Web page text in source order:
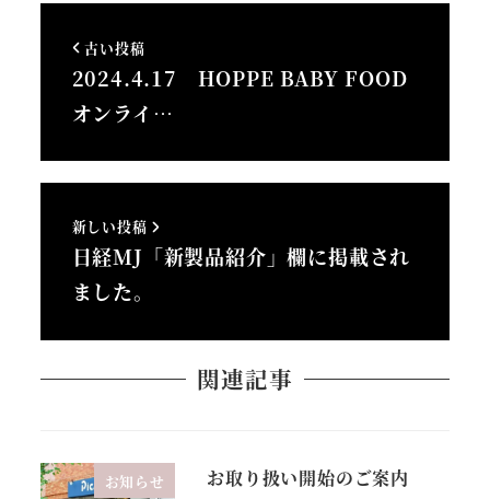
古い投稿
2024.4.17 HOPPE BABY FOOD
オンライ…
新しい投稿
日経MJ「新製品紹介」欄に掲載され
ました。
関連記事
お知らせ お取り扱い開始のご案内